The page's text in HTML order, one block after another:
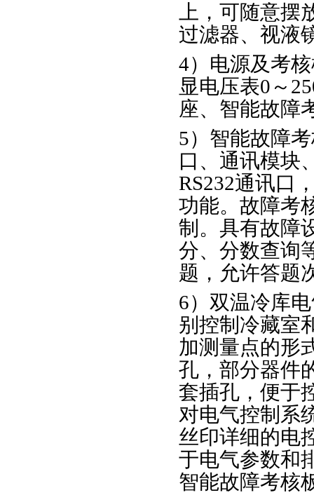
上，可随意
过滤器、视液
4）电源及考
显电压表0～
座、智能故障
5）智能故障
口、通讯模块
RS232通讯口
功能。故障考
制。具有故障
分、分数查询
题，允许答题
6）双温冷库
别控制冷藏室
加测量点的形
孔，部分器件
套插孔，便于
对电气控制系
丝印详细的电
于电气参数和
智能故障考核